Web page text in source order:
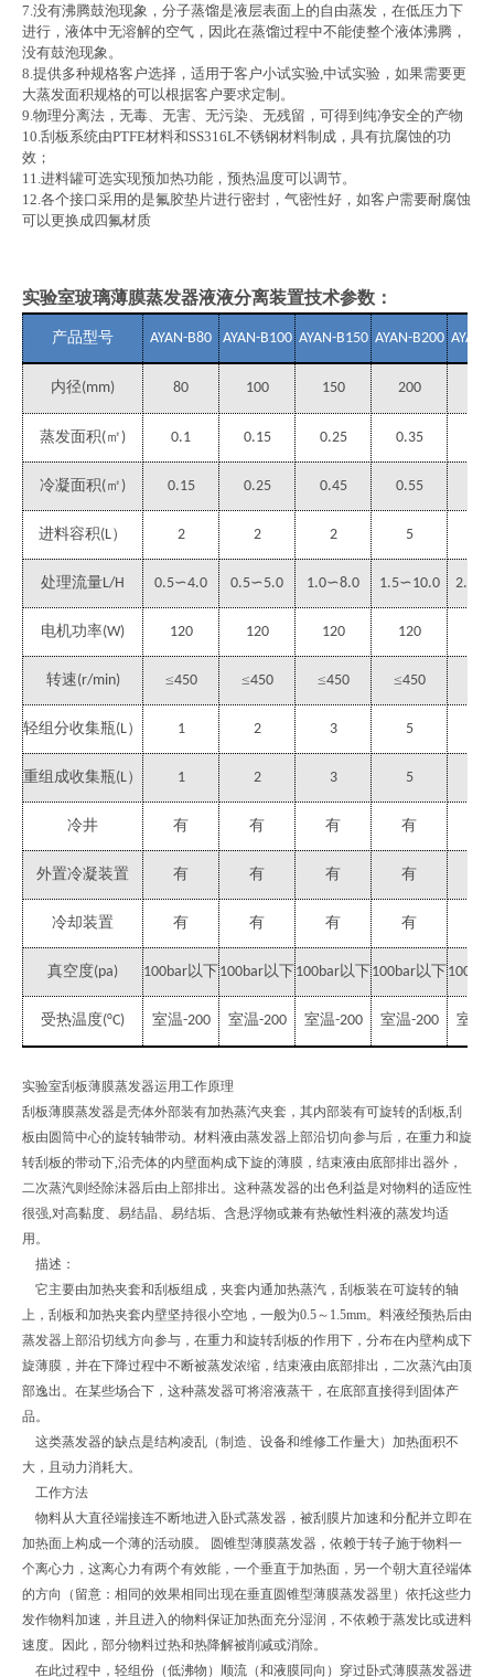
7. 没有沸腾鼓泡现象，分子蒸馏是液层表面上的自由蒸发，在低压力下
进行，液体中无溶解的空气，因此在蒸馏过程中不能使整个液体沸腾，
没有鼓泡现象。
8. 提供多种规格客户选择，适用于客户小试实验 中试实验，如果需要更
大蒸发面积规格的可以根据客户要求定制。
9. 物理分离法，无毒、无害、无污染、无残留，可得到纯净安全的产物
10. 刮板系统由PTFE材料和SS316L不锈钢材料制成，具有抗腐蚀的功
效；
11. 进料罐可选实现预加热功能，预热温度可以调节。
12. 各个接口采用的是氟胶垫片进行密封，气密性好，如客户需要耐腐蚀
可以更换成四氟材质
实验室玻璃薄膜蒸发器液液分离装置技术参数：
产品型号 AYAN-B80 AYAN-B100 AYAN-B150 AYAN-B200 AYAN-
内径(mm) 80 100 150 200
蒸发面积( ㎡ ) 0.1 0.15 0.25 0.35
冷凝面积( ㎡ ) 0.15 0.25 0.45 0.55
进料容积(L） 2 2 2 5
处理流量L/H 0.5∽4.0 0.5∽5.0 1.0∽8.0 1.5∽10.0
电机功率(W) 120 120 120 120
转速(r/min) ≤450 ≤450 ≤450 ≤450
轻组分收集瓶(L） 1 2 3 5
重组成收集瓶(L） 1 2 3 5
冷井 有 有 有 有
外置冷凝装置 有 有 有 有
冷却装置 有 有 有 有
真空度(pa) 100bar以下100bar以下100bar以下100bar以下100bar
受热温度(°C) 室温-200 室温-200 室温-200 室温-200 室温
实验室刮板薄膜蒸发器运用工作原理
刮板薄膜蒸发器是壳体外部装有加热蒸汽夹套，其内部装有可旋转的刮板,刮
板由圆筒中心的旋转轴带动。材料液由蒸发器上部沿切向参与后，在重力和旋
转刮板的带动下,沿壳体的内壁面构成下旋的薄膜，结束液由底部排出器外，
二次蒸汽则经除沫器后由上部排出。这种蒸发器的出色利益是对物料的适应性
很强,对高黏度、易结晶、易结垢、含悬浮物或兼有热敏性料液的蒸发均适
用。
描述：
它主要由加热夹套和刮板组成，夹套内通加热蒸汽，刮板装在可旋转的轴
上，刮板和加热夹套内壁坚持很小空地，一般为0.5～1.5mm。料液经预热后由
蒸发器上部沿切线方向参与，在重力和旋转刮板的作用下，分布在内壁构成下
旋薄膜，并在下降过程中不断被蒸发浓缩，结束液由底部排出，二次蒸汽由顶
部逸出。在某些场合下，这种蒸发器可将溶液蒸干，在底部直接得到固体产
品。
这类蒸发器的缺点是结构凌乱（制造、设备和维修工作量大）加热面积不
大，且动力消耗大。
工作方法
物料从大直径端接连不断地进入卧式蒸发器，被刮膜片加速和分配并立即在
加热面上构成一个薄的活动膜。 圆锥型薄膜蒸发器，依赖于转子施于物料一
个离心力，这离心力有两个有效能，一个垂直于加热面，另一个朝大直径端体
的方向（留意：相同的效果相同出现在垂直圆锥型薄膜蒸发器里）依托这些力
发作物料加速，并且进入的物料保证加热面充分湿润，不依赖于蒸发比或进料
速度。因此，部分物料过热和热降解被削减或消除。
在此过程中，轻组份（低沸物）顺流（和液膜同向）穿过卧式薄膜蒸发器进